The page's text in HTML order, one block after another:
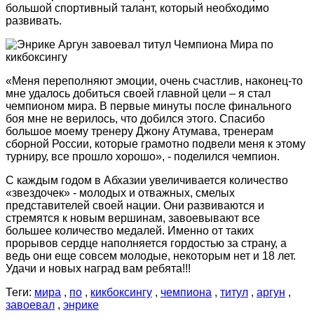
большой спортивный талант, который необходимо
развивать.
«Меня переполняют эмоции, очень счастлив, наконец-то
мне удалось добиться своей главной цели – я стал
чемпионом мира. В первые минуты после финального
боя мне не верилось, что добился этого. Спасибо
большое моему тренеру Джону Атумава, тренерам
сборной России, которые грамотно подвели меня к этому
турниру, все прошло хорошо», - поделился чемпион.
С каждым годом в Абхазии увеличивается количество
«звездочек» - молодых и отважных, смелых
представителей своей нации. Они развиваются и
стремятся к новым вершинам, завоевывают все
большее количество медалей. Именно от таких
прорывов сердце наполняется гордостью за страну, а
ведь они еще совсем молодые, некоторым нет и 18 лет.
Удачи и новых наград вам ребята!!!
Теги: мира , по , кикбоксингу , чемпиона , титул , аргун ,
завоевал , энрике